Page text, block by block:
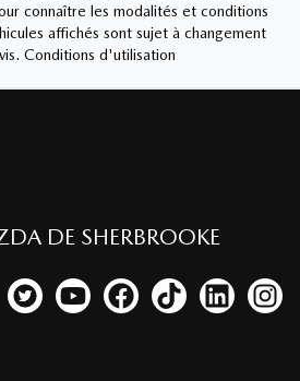
connaître les modalités et conditions
affichés sont sujet à changement
Conditions d'utilisation
DE SHERBROOKE
Lien vers notre compte Twitter
Lien vers notre chaîne
Lien vers notre page
Lien vers notre
Lien vers
Lien